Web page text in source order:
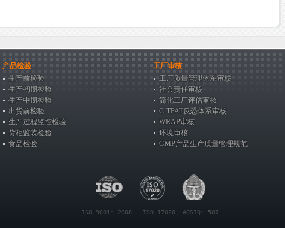
产品检验
生产前检验
生产初期检验
生产中期检验
出货前检验
生产过程监控检验
货柜监装检验
食品检验
工厂审核
工厂质量管理体系审核
社会责任审核
简化工厂评估审核
C-TPAT反恐体系审核
WRAP审核
环境审核
GMP产品生产质量管理规范
ISO 9001: 2008   ISO 17020  AQSIQ: 507